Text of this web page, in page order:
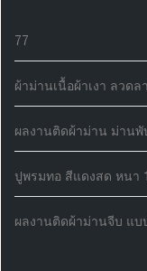
77
ผ้าม่านเนื้อผ้าเงา ลวด
ผลงานติดผ้าม่าน ม่าน
ปูพรมทอ สีแดงสด หนา
ผลงานติดผ้าม่านจีบ แบ